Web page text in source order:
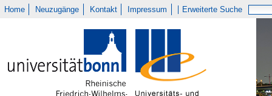
Home Neuzugänge Kontakt Impressum Erweiterte Suche